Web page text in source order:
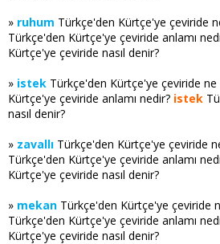
» ruhum Türkçe'den Kürtçe'ye çeviride
Türkçe'den Kürtçe'ye çeviride anlamı
Kürtçe'ye çeviride nasıl denir?
» istek Türkçe'den Kürtçe'ye çeviride
Kürtçe'ye çeviride anlamı nedir? istek
nasıl denir?
» zavallı Türkçe'den Kürtçe'ye çeviride
Türkçe'den Kürtçe'ye çeviride anlamı
Kürtçe'ye çeviride nasıl denir?
» mekan Türkçe'den Kürtçe'ye çeviride
Türkçe'den Kürtçe'ye çeviride anlamı
Kürtçe'ye çeviride nasıl denir?